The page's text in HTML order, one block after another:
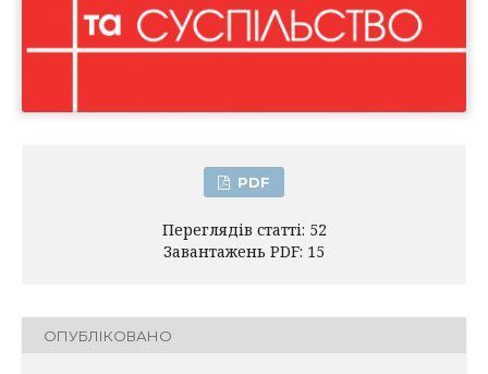
PDF
Переглядів статті: 52
Завантажень PDF: 15
ОПУБЛІКОВАНО